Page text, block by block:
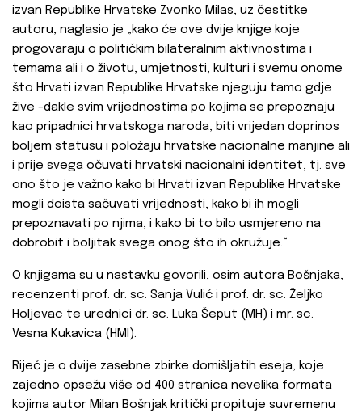
izvan Republike Hrvatske Zvonko Milas, uz čestitke
autoru, naglasio je „kako će ove dvije knjige koje
progovaraju o političkim bilateralnim aktivnostima i
temama ali i o životu, umjetnosti, kulturi i svemu onome
što Hrvati izvan Republike Hrvatske njeguju tamo gdje
žive -dakle svim vrijednostima po kojima se prepoznaju
kao pripadnici hrvatskoga naroda, biti vrijedan doprinos
boljem statusu i položaju hrvatske nacionalne manjine ali
i prije svega očuvati hrvatski nacionalni identitet, tj. sve
ono što je važno kako bi Hrvati izvan Republike Hrvatske
mogli doista sačuvati vrijednosti, kako bi ih mogli
prepoznavati po njima, i kako bi to bilo usmjereno na
dobrobit i boljitak svega onog što ih okružuje.“
O knjigama su u nastavku govorili, osim autora Bošnjaka,
recenzenti prof. dr. sc. Sanja Vulić i prof. dr. sc. Željko
Holjevac te urednici dr. sc. Luka Šeput (MH) i mr. sc.
Vesna Kukavica (HMI).
Riječ je o dvije zasebne zbirke domišljatih eseja, koje
zajedno opsežu više od 400 stranica nevelika formata
kojima autor Milan Bošnjak kritički propituje suvremenu